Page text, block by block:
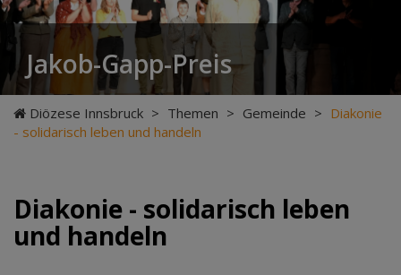
Jakob-Gapp-Preis
Diözese Innsbruck > Themen > Gemeinde > Diakonie
- solidarisch leben und handeln
Diakonie - solidarisch leben
und handeln